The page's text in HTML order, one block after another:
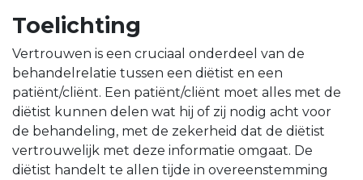
Toelichting
Vertrouwen is een cruciaal onderdeel van de
behandelrelatie tussen een diëtist en een
patiënt/cliënt. Een patiënt/cliënt moet alles met de
diëtist kunnen delen wat hij of zij nodig acht voor
de behandeling, met de zekerheid dat de diëtist
vertrouwelijk met deze informatie omgaat. De
diëtist handelt te allen tijde in overeenstemming